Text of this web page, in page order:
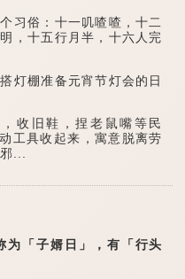
俗：十一叽喳喳，十二
，十五行月半，十六人完
棚准备元宵节灯会的日
旧鞋，捏老鼠嘴等民
工具收起来，寓意脱离劳
...
「子婿日」，有「行头